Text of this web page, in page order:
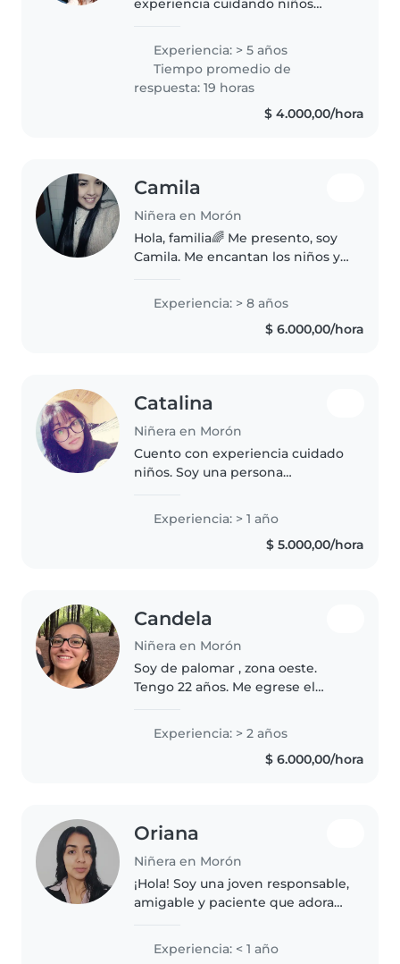
experiencia cuidando niños
niños de todas las edades, desde
bebés hasta niños en edad
escolar. Soy una persona
responsable,..
Experiencia: > 5 años
Tiempo promedio de
respuesta: 19 horas
$ 4.000,00/hora
Camila
Niñera en Morón
Hola, familia🌈 Me presento, soy
Camila. Me encantan los niños y
etapa con cariño, paciencia y
responsabilidad. Me adapto con
facilidad a las rutinas e..
Experiencia: > 8 años
$ 6.000,00/hora
Catalina
Niñera en Morón
Cuento con experiencia cuidado
niños. Soy una persona
nuevas tareas y suelo generar un
buen vínculo con los niños, ya
Experiencia: > 1 año
$ 5.000,00/hora
Candela
Niñera en Morón
Soy de palomar , zona oeste.
Tengo 22 años. Me egrese el
bachiller en economía Cuide a
un niño de 6 meses y luego
cuando tenia 1 años. Me
Experiencia: > 2 años
$ 6.000,00/hora
Oriana
Niñera en Morón
¡Hola! Soy una joven responsable,
amigable y paciente que adora
experiencia cuidando un bebé.
Me encanta dibujar, leer cuentos,
Experiencia: < 1 año